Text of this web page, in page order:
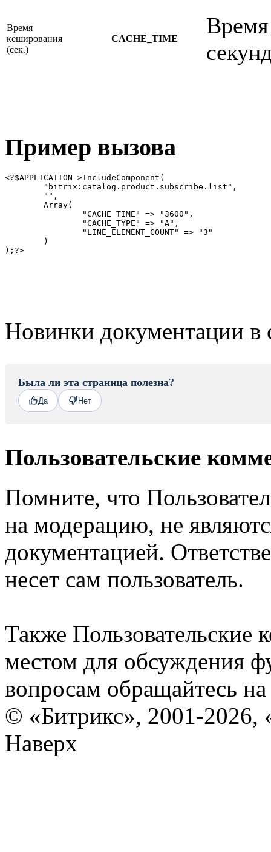
Время
кеширования
(сек.)
CACHE_TIME
Время
Пример вызова
<?$APPLICATION->IncludeComponent(
);?>
Новинки документации в
Была ли эта страница полезна?
Да Нет
Пользовательские
Помните, что
на модерацию, не
документацией.
несет сам пользователь.
Также Пользовательские
местом для обсуждения
вопросам обращайтесь
© «Битрикс», 2001-2026,
Наверх